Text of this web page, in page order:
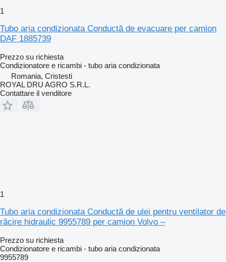
1
Tubo aria condizionata Conductă de evacuare per camion
DAF 1885739
Prezzo su richiesta
Condizionatore e ricambi - tubo aria condizionata
Romania, Cristesti
ROYAL DRU AGRO S.R.L.
Contattare il venditore
1
Tubo aria condizionata Conductă de ulei pentru ventilator de
răcire hidraulic 9955789 per camion Volvo –
Prezzo su richiesta
Condizionatore e ricambi - tubo aria condizionata
9955789